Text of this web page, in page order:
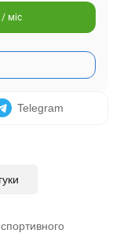
міс
Telegram